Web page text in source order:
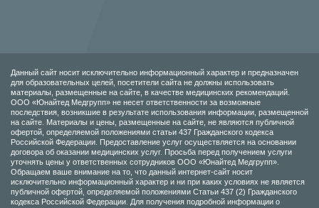
Данный сайт носит исключительно информационный характер и предназначен
для образовательных целей, посетители сайта не должны использовать
материалы, размещенные на сайте, в качестве медицинских рекомендаций.
ООО «Юнайтед Медгрупп» не несет ответственности за возможные
последствия, возникшие в результате использования информации, размещенной
на сайте. Материалы и цены, размещенные на сайте, не являются публичной
офертой, определяемой положениями статьи 437 Гражданского кодекса
Российской Федерации. Предоставление услуг осуществляется на основании
договора об оказании медицинских услуг. Просьба перед получением услуги
уточнять цены у ответственных сотрудников ООО «Юнайтед Медгрупп».
Обращаем ваше внимание на то, что данный интернет-сайт носит
исключительно информационный характер и ни при каких условиях не является
публичной офертой, определяемой положениями Статьи 437 (2) Гражданского
кодекса Российской Федерации. Для получения подробной информации о